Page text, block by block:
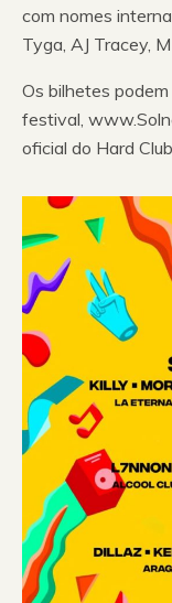
com nomes
Tyga, AJ Tracey,
Os bilhetes
festival,
oficial do Hard